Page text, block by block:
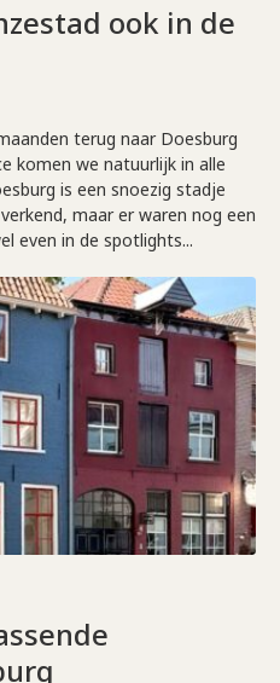
ook in de
terug naar Doesburg
komen we natuurlijk in alle
is een snoezig stadje
maar er waren nog een
even in de spotlights...